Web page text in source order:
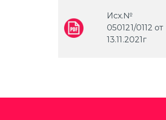
Исх.№
050121/0112 от
13.11.2021г